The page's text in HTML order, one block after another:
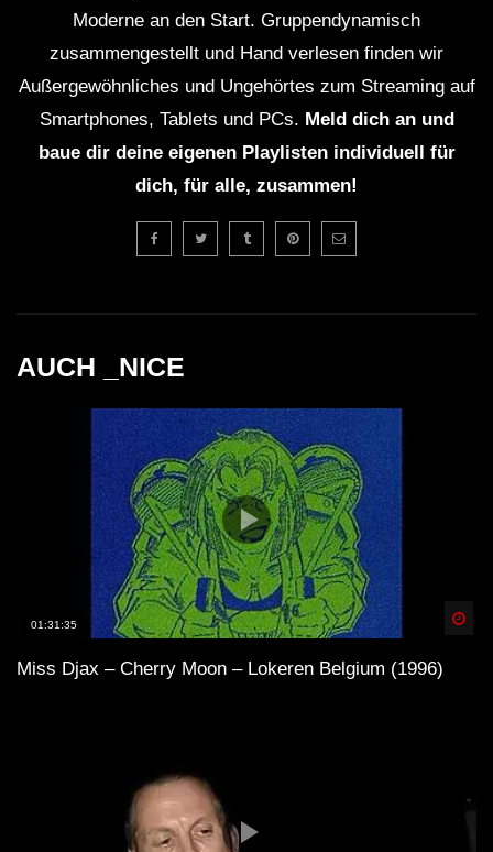
Moderne an den Start. Gruppendynamisch
zusammengestellt und Hand verlesen finden wir
Außergewöhnliches und Ungehörtes zum Streaming auf
Smartphones, Tablets und PCs. Meld dich an und
baue dir deine eigenen Playlisten individuell für
dich, für alle, zusammen!
AUCH _NICE
01:31:35
Miss Djax – Cherry Moon – Lokeren Belgium (1996)